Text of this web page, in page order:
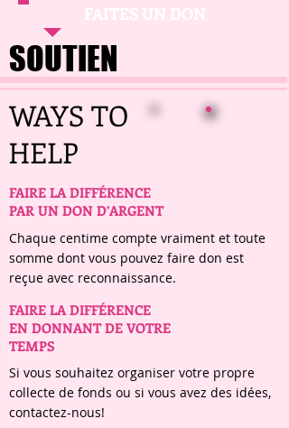
SOUTIEN
FAIRE LA DIFFÉRENCE
PAR UN DON D’ARGENT
Chaque centime compte vraiment et toute
somme dont vous pouvez faire don est
reçue avec reconnaissance.
FAIRE LA DIFFÉRENCE
EN DONNANT DE VOTRE
TEMPS
Si vous souhaitez organiser votre propre
collecte de fonds ou si vous avez des idées,
contactez-nous!
WAYS TO
HELP
FAITES UN DON